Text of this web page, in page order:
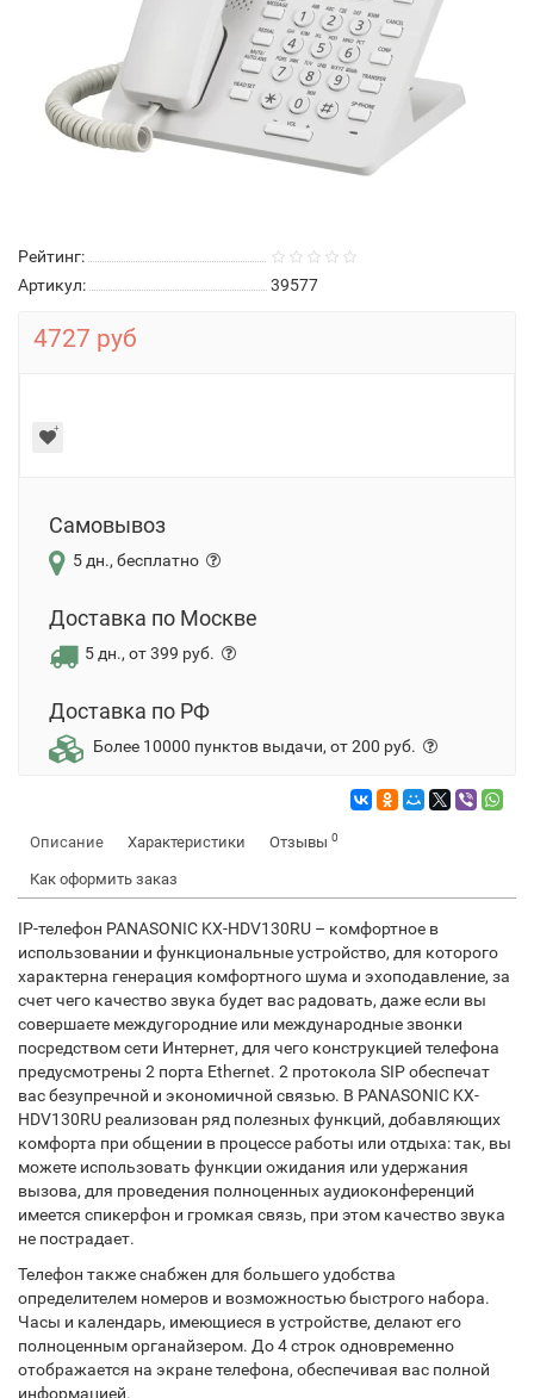
Рейтинг:
Артикул:
39577
4727 руб
Самовывоз
5 дн., бесплатно
Доставка по Москве
5 дн., от 399 руб.
Доставка по РФ
Более 10000 пунктов выдачи, от 200 руб.
Описание Характеристики Отзывы 0
Как оформить заказ
IP-телефон PANASONIC KX-HDV130RU – комфортное в
использовании и функциональные устройство, для которого
характерна генерация комфортного шума и эхоподавление, за
счет чего качество звука будет вас радовать, даже если вы
совершаете междугородние или международные звонки
посредством сети Интернет, для чего конструкцией телефона
предусмотрены 2 порта Ethernet. 2 протокола SIP обеспечат
вас безупречной и экономичной связью. В PANASONIC KX-
HDV130RU реализован ряд полезных функций, добавляющих
комфорта при общении в процессе работы или отдыха: так, вы
можете использовать функции ожидания или удержания
вызова, для проведения полноценных аудиоконференций
имеется спикерфон и громкая связь, при этом качество звука
не пострадает.
Телефон также снабжен для большего удобства
определителем номеров и возможностью быстрого набора.
Часы и календарь, имеющиеся в устройстве, делают его
полноценным органайзером. До 4 строк одновременно
отображается на экране телефона, обеспечивая вас полной
информацией.